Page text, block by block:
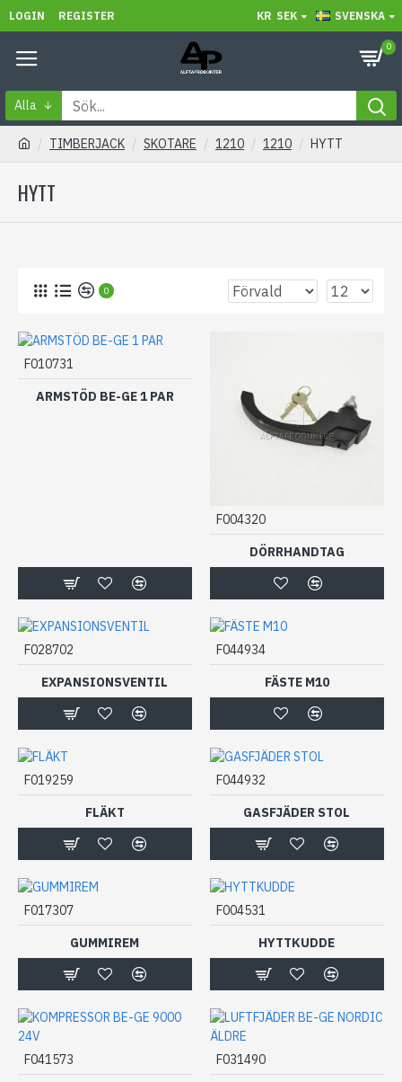
LOGIN REGISTER KR SEK SVENSKA
0
Alla
TIMBERJACK SKOTARE 1210 1210 HYTT
HYTT
0
F010731
ARMSTÖD BE-GE 1 PAR
F004320
DÖRRHANDTAG
F028702
EXPANSIONSVENTIL
F044934
FÄSTE M10
F019259
FLÄKT
F044932
GASFJÄDER STOL
F017307
GUMMIREM
F004531
HYTTKUDDE
F041573
F031490